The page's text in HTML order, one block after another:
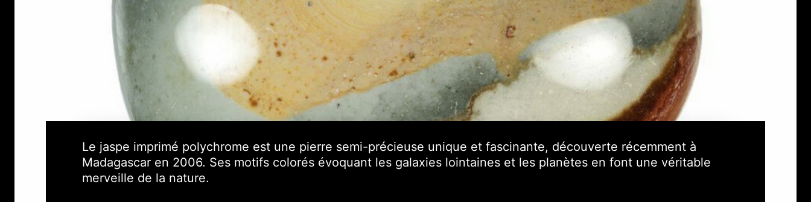
Le jaspe imprimé polychrome est une pierre semi-précieuse unique et fascinante, découverte récemment à
Madagascar en 2006. Ses motifs colorés évoquant les galaxies lointaines et les planètes en font une véritable
merveille de la nature.